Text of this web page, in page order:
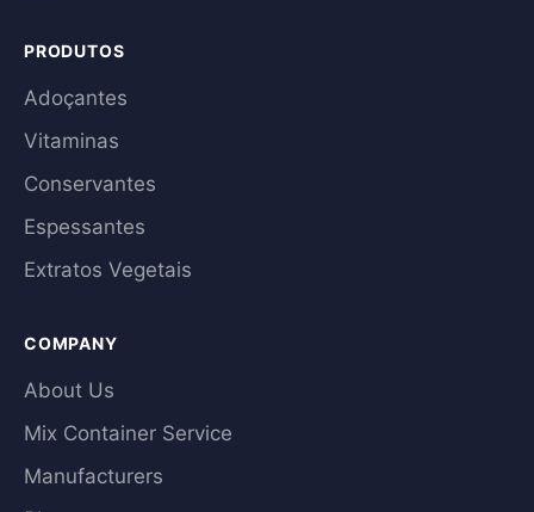
PRODUTOS
Adoçantes
Vitaminas
Conservantes
Espessantes
Extratos Vegetais
COMPANY
About Us
Mix Container Service
Manufacturers